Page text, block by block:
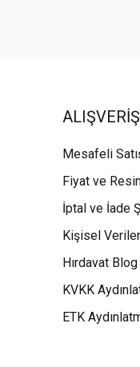
ALIŞVERİŞ
Mesafeli
Fiyat ve
İptal ve İade
Kişisel
Hırdavat Blog
KVKK
ETK